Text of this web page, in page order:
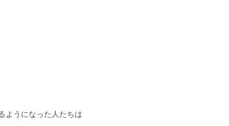
ようになった人たちは